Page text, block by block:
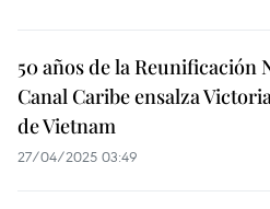
50 años de la Reunificación
Canal Caribe ensalza
de Vietnam
27/04/2025 03:49